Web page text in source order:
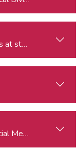
at stake and
Media - Linz